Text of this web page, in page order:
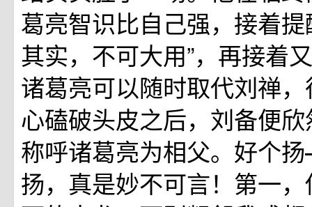
葛亮智识比自己强，接着提
其实，不可大用”，再接着
诸葛亮可以随时取代刘禅
心磕破头皮之后，刘备便
称呼诸葛亮为相父。好
扬，真是妙不可言！第一